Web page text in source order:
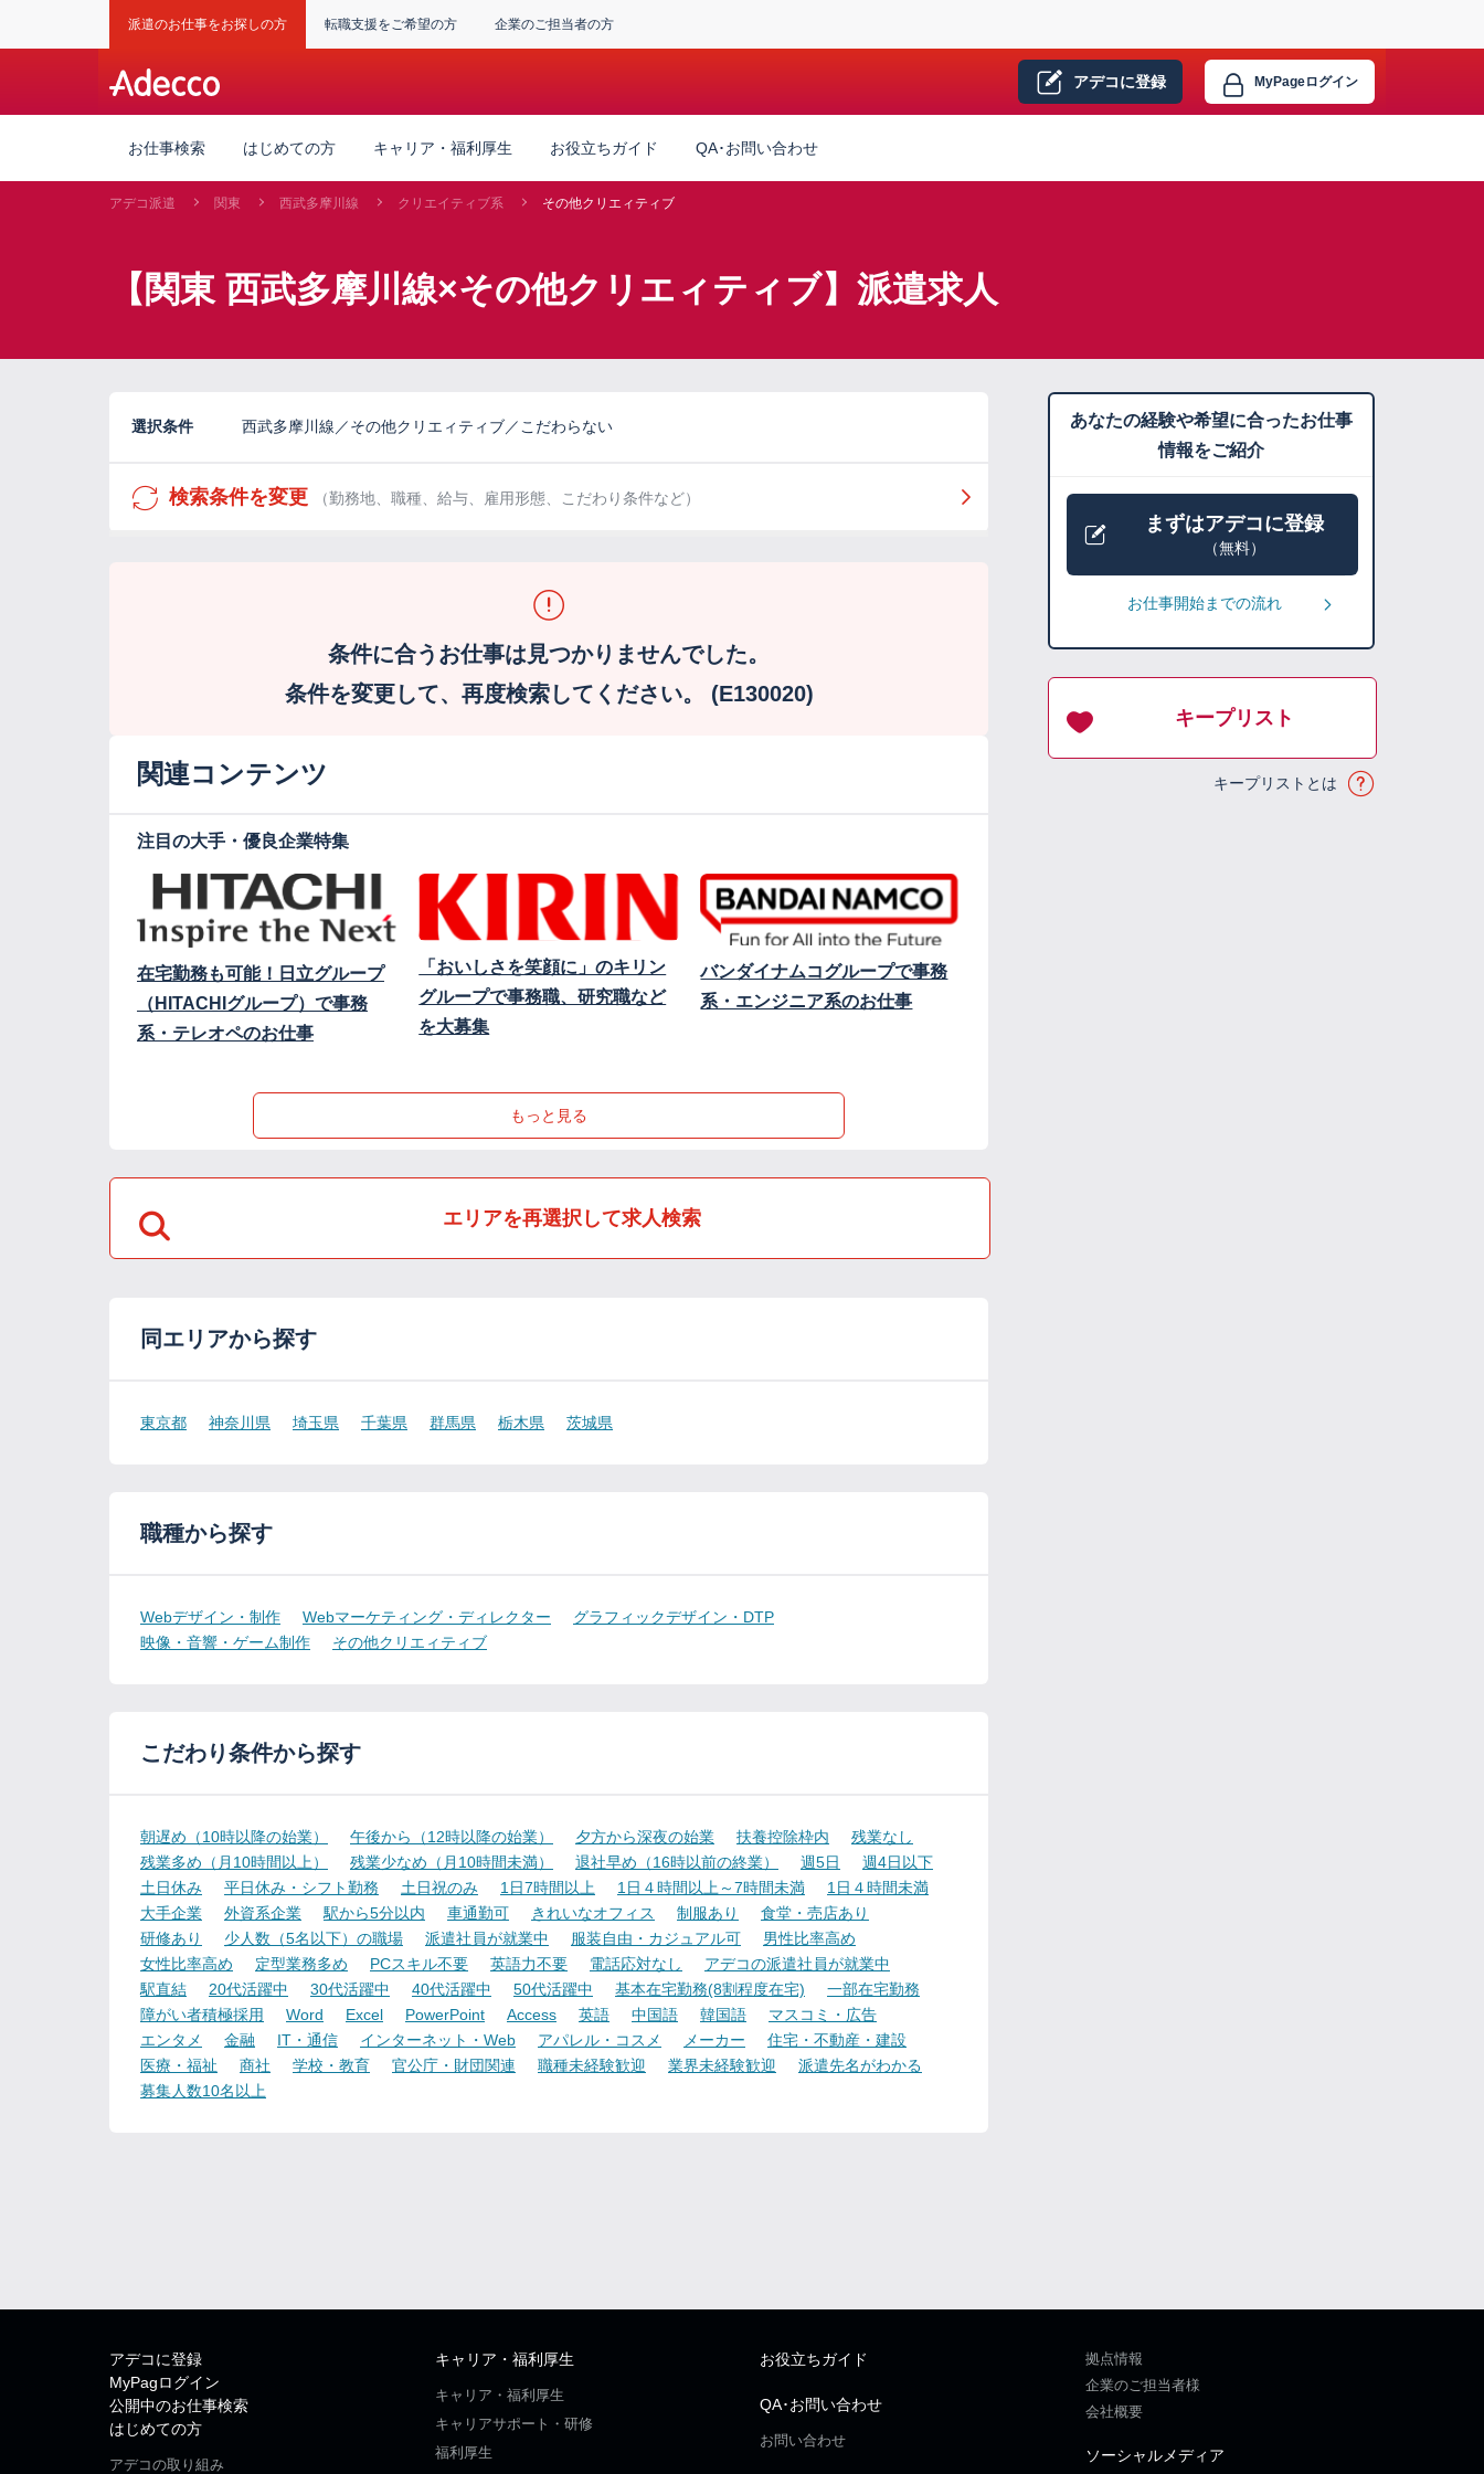
派遣のお仕事をお探しの方 転職支援をご希望の方 企業のご担当者の方
アデコに登録 MyPageログイン
お仕事検索 はじめての方 キャリア・福利厚生 お役立ちガイド QA･お問い合わせ
アデコ派遣 関東 西武多摩川線 クリエイティブ系 その他クリエィティブ
【関東 西武多摩川線×その他クリエィティブ】派遣求人
選択条件 西武多摩川線／その他クリエィティブ／こだわらない
検索条件を変更 （勤務地、職種、給与、雇用形態、こだわり条件など）
条件に合うお仕事は見つかりませんでした。
条件を変更して、再度検索してください。 (E130020)
関連コンテンツ
注目の大手・優良企業特集
在宅勤務も可能！日立グループ
（HITACHIグループ）で事務
系・テレオペのお仕事
「おいしさを笑顔に」のキリン
グループで事務職、研究職など
を大募集
バンダイナムコグループで事務
系・エンジニア系のお仕事
もっと見る
エリアを再選択して求人検索
同エリアから探す
東京都 神奈川県 埼玉県 千葉県 群馬県 栃木県 茨城県
職種から探す
Webデザイン・制作 Webマーケティング・ディレクター
グラフィックデザイン・DTP
映像・音響・ゲーム制作
その他クリエィティブ
こだわり条件から探す
朝遅め（10時以降の始業） 午後から（12時以降の始業） 夕方から深夜の始業 扶養控除枠内
残業なし
残業多め（月10時間以上）
残業少なめ（月10時間未満） 退社早め（16時以前の終業） 週5日
週4日以下
土日休み
平日休み・シフト勤務 土日祝のみ 1日7時間以上 1日４時間以上～7時間未満
1日４時間未満
大手企業
外資系企業 駅から5分以内 車通勤可 きれいなオフィス 制服あり
食堂・売店あり
研修あり
少人数（5名以下）の職場 派遣社員が就業中 服装自由・カジュアル可
男性比率高め
女性比率高め
定型業務多め PCスキル不要 英語力不要 電話応対なし
アデコの派遣社員が就業中
駅直結
20代活躍中 30代活躍中 40代活躍中 50代活躍中 基本在宅勤務(8割程度在宅)
一部在宅勤務
障がい者積極採用
Word Excel PowerPoint Access 英語 中国語 韓国語
マスコミ・広告
エンタメ
金融 IT・通信 インターネット・Web アパレル・コスメ メーカー
住宅・不動産・建設
医療・福祉
商社 学校・教育 官公庁・財団関連 職種未経験歓迎 業界未経験歓迎
派遣先名がわかる
募集人数10名以上
あなたの経験や希望に合ったお仕事
情報をご紹介
まずはアデコに登録
（無料）
お仕事開始までの流れ
キープリスト
キープリストとは
アデコに登録
MyPagログイン
公開中のお仕事検索
はじめての方
アデコの取り組み
キャリア・福利厚生
キャリア・福利厚生
キャリアサポート・研修
福利厚生
お役立ちガイド
QA･お問い合わせ
お問い合わせ
拠点情報
企業のご担当者様
会社概要
ソーシャルメディア